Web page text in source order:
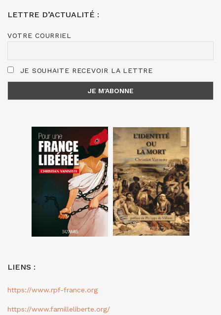
LETTRE D’ACTUALITÉ :
VOTRE COURRIEL
JE SOUHAITE RECEVOIR LA LETTRE
LIENS :
https://www.rpf-france.org
https://www.familleliberte.org/